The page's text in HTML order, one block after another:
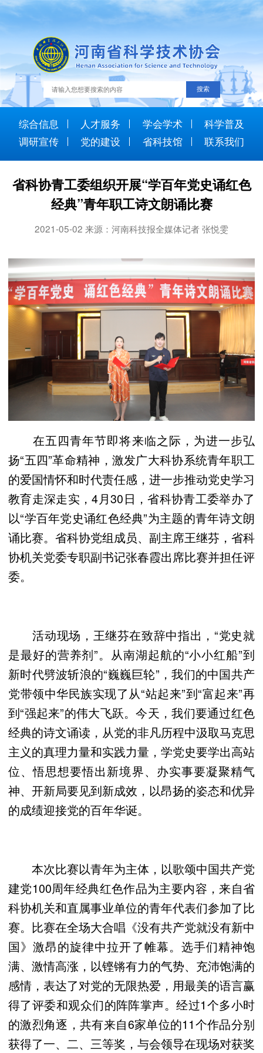
综合信息 人才服务 学会学术
科学普及
调研宣传
党的建设 省科技馆 联系我们
省科协青工委组织开展“学百年党史诵红色
经典”青年职工诗文朗诵比赛
2021-05-02 来源：河南科技报全媒体记者 张悦雯
在五四青年节即将来临之际，为进一步弘
扬“五四”革命精神，激发广大科协系统青年职工
的爱国情怀和时代责任感，进一步推动党史学习
教育走深走实，4月30日，省科协青工委举办了
以“学百年党史诵红色经典”为主题的青年诗文朗
诵比赛。省科协党组成员、副主席王继芬，省科
协机关党委专职副书记张春霞出席比赛并担任评
委。
活动现场，王继芬在致辞中指出，“党史就
是最好的营养剂”。从南湖起航的“小小红船”到
新时代劈波斩浪的“巍巍巨轮”，我们的中国共产
党带领中华民族实现了从“站起来”到“富起来”再
到“强起来”的伟大飞跃。今天，我们要通过红色
经典的诗文诵读，从党的非凡历程中汲取马克思
主义的真理力量和实践力量，学党史要学出高站
位、悟思想要悟出新境界、办实事要凝聚精气
神、开新局要见到新成效，以昂扬的姿态和优异
的成绩迎接党的百年华诞。
本次比赛以青年为主体，以歌颂中国共产党
建党100周年经典红色作品为主要内容，来自省
科协机关和直属事业单位的青年代表们参加了比
赛。比赛在全场大合唱《没有共产党就没有新中
国》激昂的旋律中拉开了帷幕。选手们精神饱
满、激情高涨，以铿锵有力的气势、充沛饱满的
感情，表达了对党的无限热爱，用最美的语言赢
得了评委和观众们的阵阵掌声。经过1个多小时
的激烈角逐，共有来自6家单位的11个作品分别
获得了一、二、三等奖，与会领导在现场对获奖